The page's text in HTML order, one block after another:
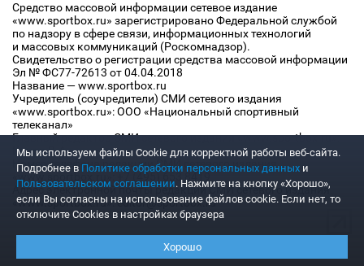
Средство массовой информации сетевое издание
«www.sportbox.ru» зарегистрировано Федеральной службой
по надзору в сфере связи, информационных технологий
и массовых коммуникаций (Роскомнадзор).
Свидетельство о регистрации средства массовой информации
Эл № ФС77-72613 от 04.04.2018
Название — www.sportbox.ru
Учредитель (соучредители) СМИ сетевого издания
«www.sportbox.ru»: ООО «Национальный спортивный
телеканал»
Главный редактор СМИ сетевого издания «www.sportbox.ru»:
Конов В.А.
Номер телефона редакции СМИ сетевого издания
«www.sportbox.ru»: +7 (495) 653 8419
Адрес электронной почты редакции СМИ сетевого издания
«www.sportbox.ru»: editor@sportbox.ru
Мы используем файлы Сookie для корректной работы веб-сайта.
Подробнее в Политике обработки персональных данных и
Пользовательском соглашении. Нажмите на кнопку «Хорошо»,
если Вы согласны на использование файлов cookie. Если нет, то
отключите Cookies в настройках браузера
Хорошо